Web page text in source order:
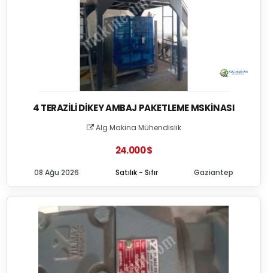
4 TERAZILI DIKEY AMBAJ PAKETLEME MSKINASI
Alg Makina Mühendislik
24.000 $
Satılık - Sıfır
08 Ağu 2026 Gaziantep